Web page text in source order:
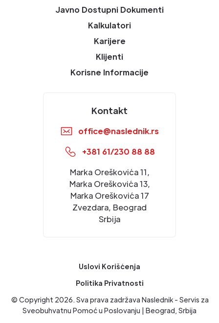
Javno Dostupni Dokumenti
Kalkulatori
Karijere
Klijenti
Korisne Informacije
Kontakt
office@naslednik.rs
+381 61/230 88 88
Marka Oreškovića 11,
Marka Oreškovića 13,
Marka Oreškovića 17
Zvezdara, Beograd
Srbija
Uslovi Korišćenja
Politika Privatnosti
© Copyright 2026. Sva prava zadržava Naslednik - Servis za
Sveobuhvatnu Pomoć u Poslovanju | Beograd, Srbija